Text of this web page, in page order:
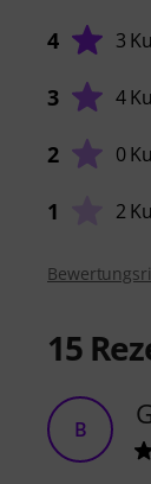
4 3
3 4
2 0
1 2
15
B